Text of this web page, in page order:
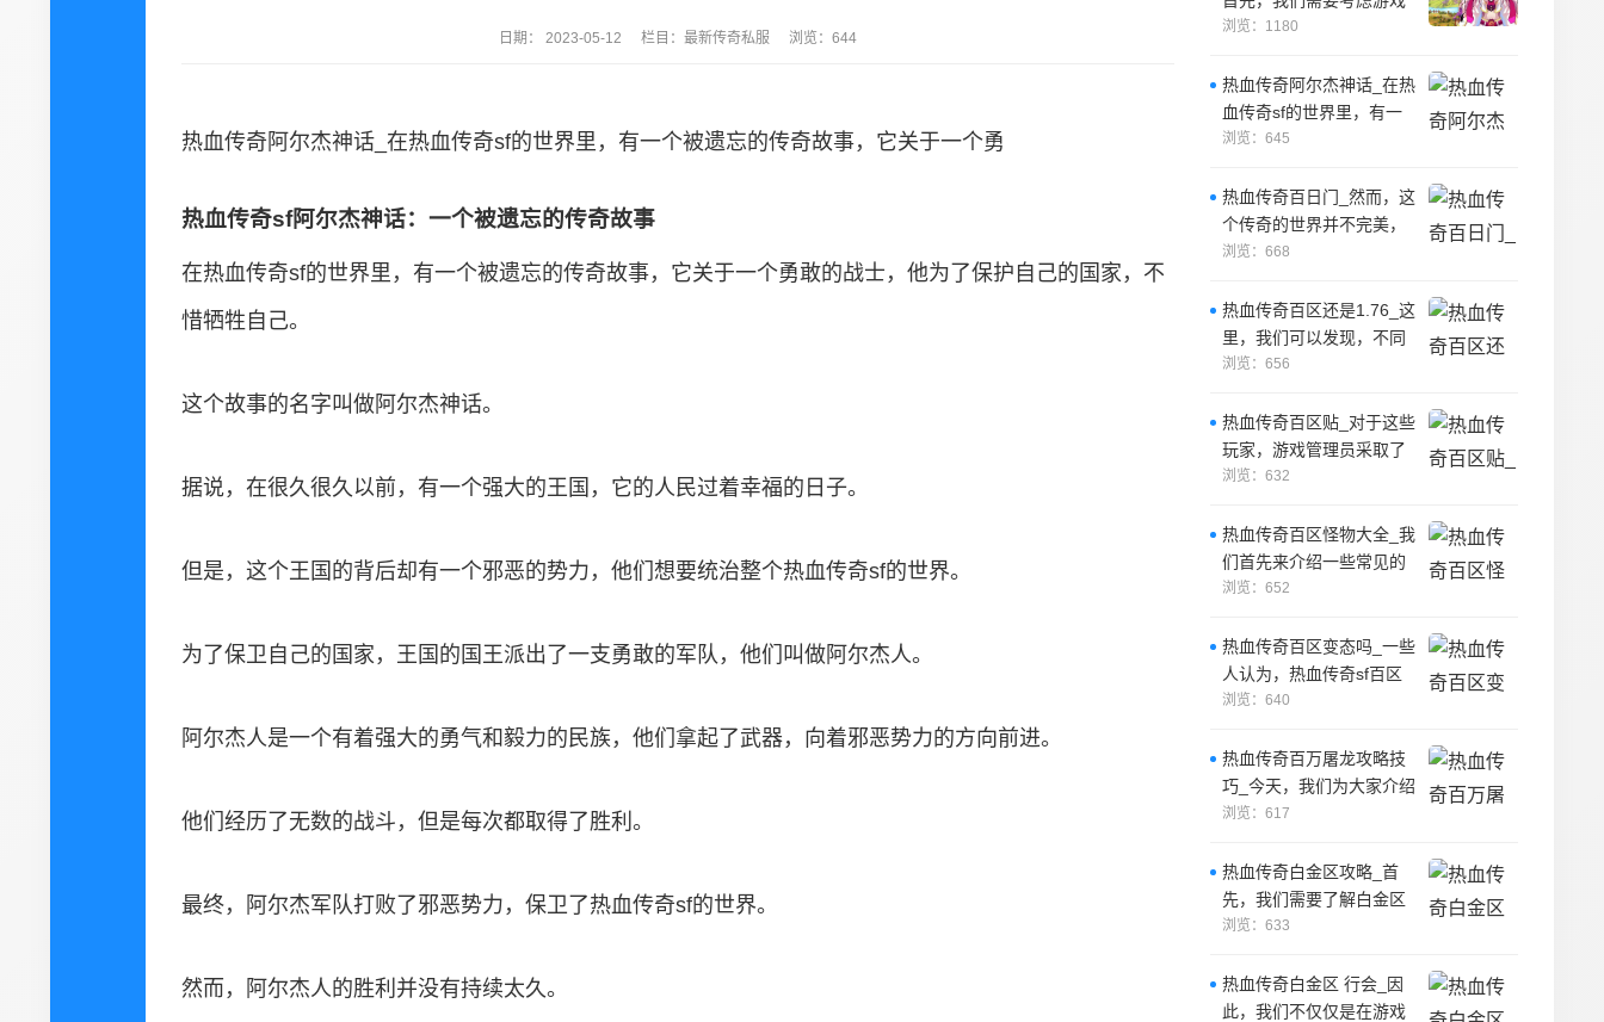
日期：2023-05-12 栏目：最新传奇私服 浏览：644
热血传奇阿尔杰神话_在热血传奇sf的世界里，有一个被遗忘的传奇故事，它关于一个勇
热血传奇sf阿尔杰神话：一个被遗忘的传奇故事
在热血传奇sf的世界里，有一个被遗忘的传奇故事，它关于一个勇敢的战士，他为了保护自己的国家，不
惜牺牲自己。
这个故事的名字叫做阿尔杰神话。
据说，在很久很久以前，有一个强大的王国，它的人民过着幸福的日子。
但是，这个王国的背后却有一个邪恶的势力，他们想要统治整个热血传奇sf的世界。
为了保卫自己的国家，王国的国王派出了一支勇敢的军队，他们叫做阿尔杰人。
阿尔杰人是一个有着强大的勇气和毅力的民族，他们拿起了武器，向着邪恶势力的方向前进。
他们经历了无数的战斗，但是每次都取得了胜利。
最终，阿尔杰军队打败了邪恶势力，保卫了热血传奇sf的世界。
然而，阿尔杰人的胜利并没有持续太久。
中的需要。
浏览：1180
热血传奇阿尔杰神话_在热
血传奇sf的世界里，有一
个被遗忘的传奇故事，它
浏览：645
热血传奇百日门_然而，这
个传奇的世界并不完美，
因为其中存在着一些邪恶
浏览：668
热血传奇百区还是1.76_这
里，我们可以发现，不同
的玩家有着不同的背景和
浏览：656
热血传奇百区贴_对于这些
玩家，游戏管理员采取了
一些措施来遏制他们的行
浏览：632
热血传奇百区怪物大全_我
们首先来介绍一些常见的
怪物。
浏览：652
热血传奇百区变态吗_一些
人认为，热血传奇sf百区
并不变态，因为游戏中仍
浏览：640
热血传奇百万屠龙攻略技
巧_今天，我们为大家介绍
一下热血传奇sf百万屠龙
浏览：617
热血传奇白金区攻略_首
先，我们需要了解白金区
的游戏规则和玩法。
浏览：633
热血传奇白金区 行会_因
此，我们不仅仅是在游戏